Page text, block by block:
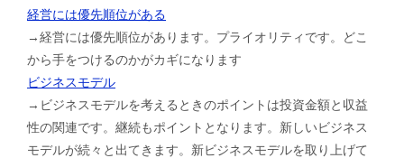
経営には優先順位がある
→経営には優先順位があります。プライオリティです。どこ
から手をつけるのかがカギになります
ビジネスモデル
→ビジネスモデルを考えるときのポイントは投資金額と収益
性の関連です。継続もポイントとなります。新しいビジネス
モデルが続々と出てきます。新ビジネスモデルを取り上げて